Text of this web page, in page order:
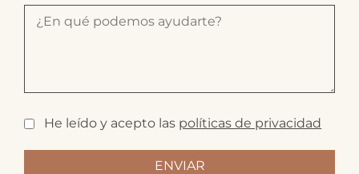
He leído y acepto las políticas de privacidad